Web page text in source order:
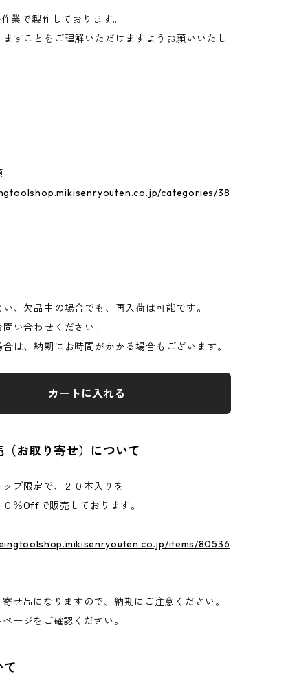
業で製作しております。
すことをご理解いただけますようお願いいたし
categories/38
、欠品中の場合でも、再入荷は可能です。
い合わせください。
は、納期にお時間がかかる場合もございます。
カートに入れる
（お取り寄せ）について
プ限定で、２０本入りを
％0ffで販売しております。
items/80536
せ品になりますので、納期にご注意ください。
ージをご確認ください。
て